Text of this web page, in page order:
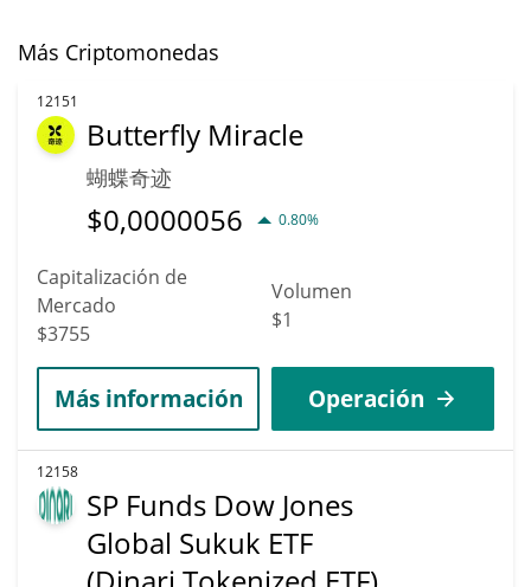
Más Criptomonedas
12151
Butterfly Miracle
蝴蝶奇迹
$0,0000056 0.80%
Capitalización de
Mercado
$3755
Volumen
$1
Más información Operación
12158
SP Funds Dow Jones
Global Sukuk ETF